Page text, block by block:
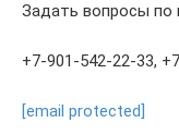
Задать вопросы по
+7-901-542-22-33,
[email protected]